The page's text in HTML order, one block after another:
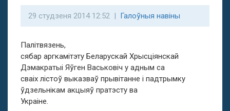
29 студзеня 2014 12:52 | Галоўныя навіны
Палітвязень,
сябар аргкамітэту Беларускай Хрысціянскай
Дэмакратыі Яўген Васьковіч у адным са
сваіх лістоў выказваў прывітанне і падтрымку
ўдзельнікам акцыяў пратэсту ва
Украіне.